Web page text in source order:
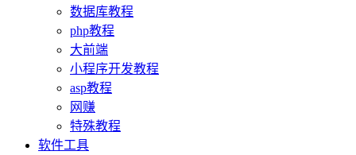
数据库教程
php教程
大前端
小程序开发教程
asp教程
网赚
特殊教程
软件工具